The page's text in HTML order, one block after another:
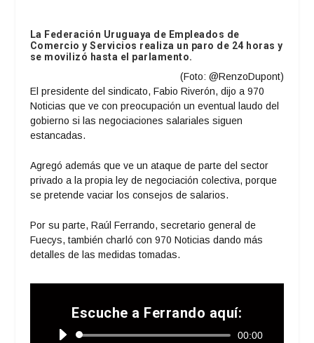
La Federación Uruguaya de Empleados de
Comercio y Servicios realiza un paro de 24 horas y
se movilizó hasta el parlamento.
(Foto:@RenzoDupont)
El presidente del sindicato, Fabio Riverón, dijo a 970
Noticias que ve con preocupación un eventual laudo del
gobierno si las negociaciones salariales siguen
estancadas.
Agregó además que ve un ataque de parte del sector
privado a la propia ley de negociación colectiva, porque
se pretende vaciar los consejos de salarios.
Por su parte, Raúl Ferrando, secretario general de
Fuecys, también charló con 970 Noticias dando más
detalles de las medidas tomadas.
Escuche a Ferrando aquí:
Reproductor
00:00